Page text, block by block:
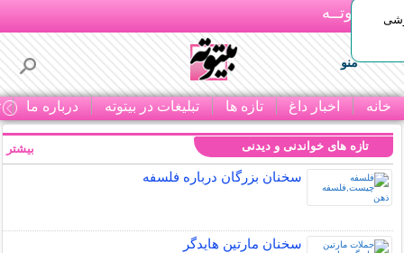
بـیتوتــه
منو
خانه اخبار داغ تازه ها تبلیغات در بیتوته درباره ما
تازه های خواندنی و دیدنی
سخنان بزرگان درباره فلسفه
سخنان مارتین هایدگر
بیشتر